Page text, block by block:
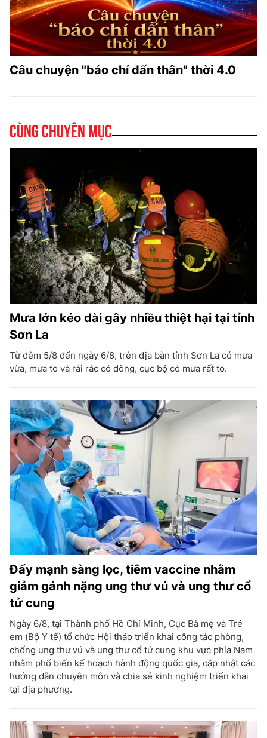
Câu chuyện "báo chí dấn thân" thời 4.0
Cùng chuyên mục
Mưa lớn kéo dài gây nhiều thiệt hại tại tỉnh
Sơn La
Từ đêm 5/8 đến ngày 6/8, trên địa bàn tỉnh Sơn La có mưa
vừa, mưa to và rải rác có dông, cục bộ có mưa rất to.
Đẩy mạnh sàng lọc, tiêm vaccine nhằm
giảm gánh nặng ung thư vú và ung thư cổ
tử cung
Ngày 6/8, tại Thành phố Hồ Chí Minh, Cục Bà mẹ và Trẻ
em (Bộ Y tế) tổ chức Hội thảo triển khai công tác phòng,
chống ung thư vú và ung thư cổ tử cung khu vực phía Nam
nhằm phổ biến kế hoạch hành động quốc gia, cập nhật các
hướng dẫn chuyên môn và chia sẻ kinh nghiệm triển khai
tại địa phương.